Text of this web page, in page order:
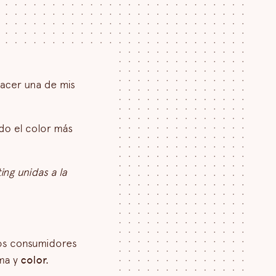
una de mis
el color más
unidas a la
consumidores
y color.